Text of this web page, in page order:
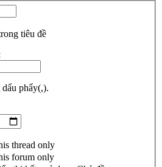
tiêu đề
phẩy(,).
thread only
forum only